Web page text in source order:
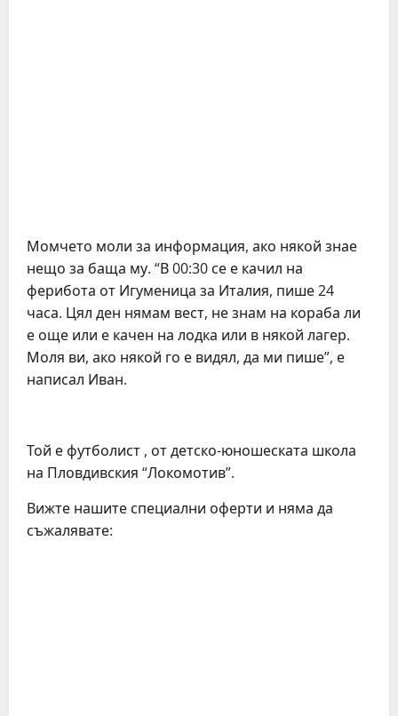
Момчето моли за информация, ако някой знае
нещо за баща му. “В 00:30 се е качил на
ферибота от Игуменица за Италия, пише 24
часа. Цял ден нямам вест, не знам на кораба ли
е още или е качен на лодка или в някой лагер.
Моля ви, ако някой го е видял, да ми пише”, е
написал Иван.
Той е футболист , от детско-юношеската школа
на Пловдивския “Локомотив”.
Вижте нашите специални оферти и няма да
съжалявате: